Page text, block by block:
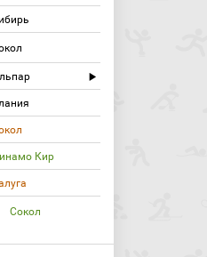
Кир
Сокол